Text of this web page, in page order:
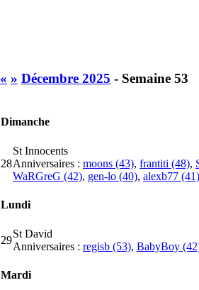
« » Décembre 2025 - Semaine 53
Dimanche
28
St Innocents
Anniversaires : moons (43), frantiti (48),
WaRGreG (42), gen-lo (40), alexb77 (41)
Lundi
29
St David
Anniversaires : regisb (53), BabyBoy
Mardi